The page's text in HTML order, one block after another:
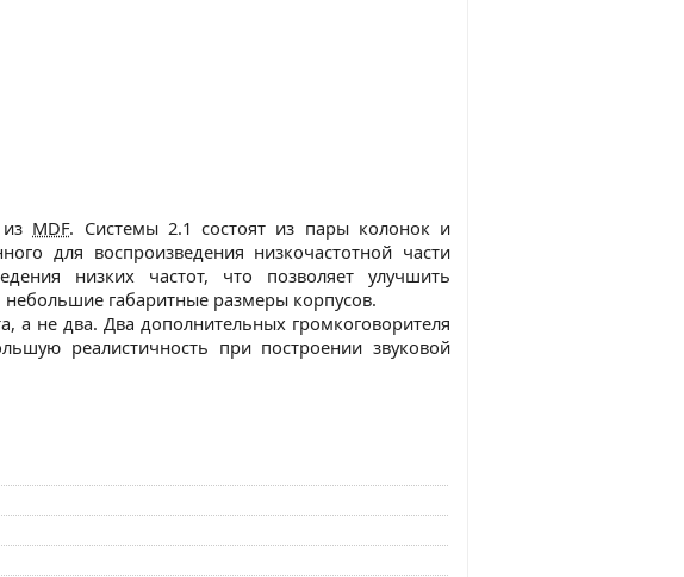
MDF. Системы 2.1 состоят из пары колонок и
для воспроизведения низкочастотной части
низких частот, что позволяет улучшить
небольшие габаритные размеры корпусов.
а не два. Два дополнительных громкоговорителя
реалистичность при построении звуковой